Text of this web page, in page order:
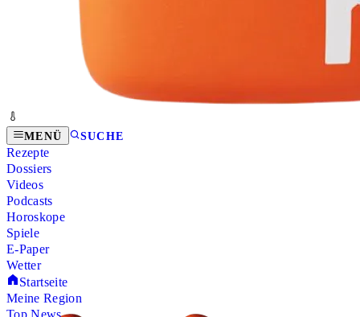
MENÜ SUCHE
Rezepte
Dossiers
Videos
Podcasts
Horoskope
Spiele
E-Paper
Wetter
Startseite
Meine Region